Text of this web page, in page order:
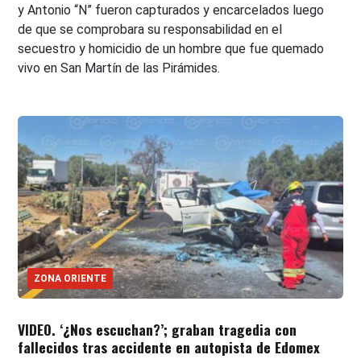
y Antonio “N” fueron capturados y encarcelados luego
de que se comprobara su responsabilidad en el
secuestro y homicidio de un hombre que fue quemado
vivo en San Martín de las Pirámides.
ZONA ORIENTE
VIDEO. ‘¿Nos escuchan?’; graban tragedia con
fallecidos tras accidente en autopista de Edomex